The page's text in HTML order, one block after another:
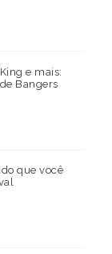
e mais:
Bangers
que você